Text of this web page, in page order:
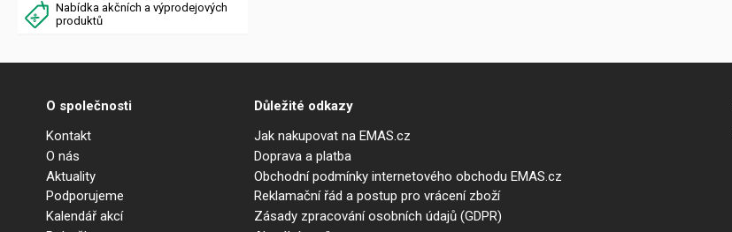
Nabídka akčních a výprodejových
produktů
O společnosti
Kontakt
O nás
Aktuality
Podporujeme
Kalendář akcí
Důležité odkazy
Jak nakupovat na EMAS.cz
Doprava a platba
Obchodní podmínky internetového obchodu EMAS.cz
Reklamační řád a postup pro vrácení zboží
Zásady zpracování osobních údajů (GDPR)